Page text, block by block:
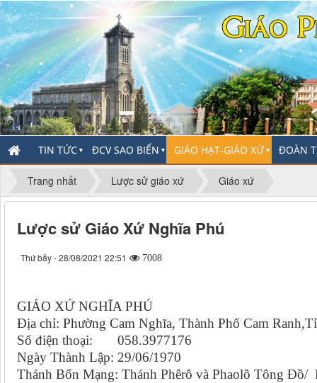
TIN TỨC ▼ ĐCV SAO BIỂN ▼ GIÁO HẠT-GIÁO XỨ▼ ĐOÀN
Trang nhất Lược sử giáo xứ Giáo xứ
Lược sử Giáo Xứ Nghĩa Phú
Thứ bảy - 28/08/2021 22:51 7008
GIÁO XỨ NGHĨA PHÚ
Địa chỉ: Phường Cam Nghĩa, Thành Phố Cam
Số điện thoại: 058.3977176
Ngày Thành Lập: 29/06/1970
Thánh Bổn Mạng: Thánh Phêrô và Phaolô Tông Đồ/